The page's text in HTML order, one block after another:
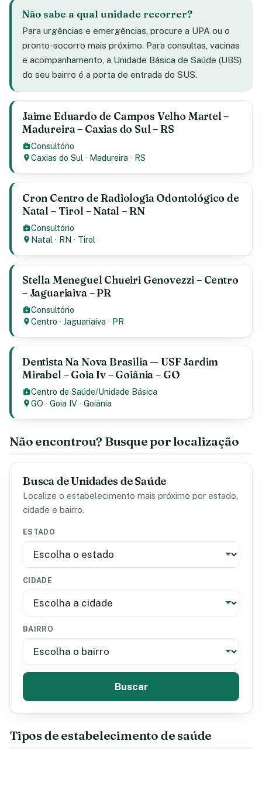
Não sabe a qual unidade recorrer?
Para urgências e emergências, procure a UPA ou o
pronto-socorro mais próximo. Para consultas, vacinas
e acompanhamento, a Unidade Básica de Saúde (UBS)
do seu bairro é a porta de entrada do SUS.
Jaime Eduardo de Campos Velho Martel –
Madureira – Caxias do Sul – RS
Consultório
Caxias do Sul · Madureira · RS
Cron Centro de Radiologia Odontológico de
Natal – Tirol – Natal – RN
Consultório
Natal · RN · Tirol
Stella Meneguel Chueiri Genovezzi – Centro
– Jaguariaiva – PR
Consultório
Centro ·Jaguariaíva · PR
Dentista Na Nova Brasilia — USF Jardim
Mirabel – Goia Iv – Goiânia – GO
Centro de Saúde/Unidade Básica
GO ·Goia IV ·Goiânia
Não encontrou? Busque por localização
Busca de Unidades de Saúde
Localize o estabelecimento mais próximo por estado,
cidade e bairro.
ESTADO
CIDADE
BAIRRO
Buscar
Tipos de estabelecimento de saúde